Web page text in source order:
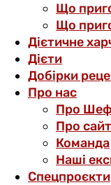
Що
Що
Дієтичне
Дієти
Добірки
Про нас
Про
Про
Команда
Наші
Спецпроєкти